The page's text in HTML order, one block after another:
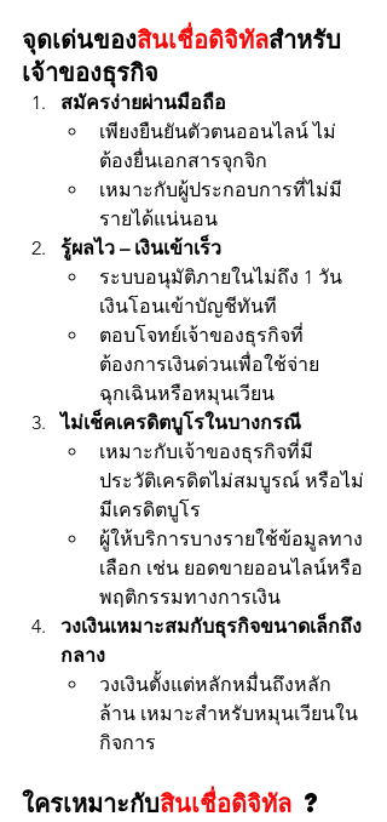
จุดเด่นของสินเชื่อดิจิทัลสำหรับ
เจ้าของธุรกิจ
สมัครง่ายผ่านมือถือ
เพียงยืนยันตัวตนออนไลน์ ไม่
ต้องยื่นเอกสารจุกจิก
เหมาะกับผู้ประกอบการที่ไม่มี
รายได้แน่นอน
รู้ผลไว – เงินเข้าเร็ว
ระบบอนุมัติภายในไม่ถึง 1 วัน
เงินโอนเข้าบัญชีทันที
ตอบโจทย์เจ้าของธุรกิจที่
ต้องการเงินด่วนเพื่อใช้จ่าย
ฉุกเฉินหรือหมุนเวียน
ไม่เช็คเครดิตบูโรในบางกรณี
เหมาะกับเจ้าของธุรกิจที่มี
ประวัติเครดิตไม่สมบูรณ์ หรือไม่
มีเครดิตบูโร
ผู้ให้บริการบางรายใช้ข้อมูลทาง
เลือก เช่น ยอดขายออนไลน์หรือ
พฤติกรรมทางการเงิน
วงเงินเหมาะสมกับธุรกิจขนาดเล็กถึง
กลาง
วงเงินตั้งแต่หลักหมื่นถึงหลัก
ล้าน เหมาะสำหรับหมุนเวียนใน
กิจการ
ใครเหมาะกับสินเชื่อดิจิทัล ?